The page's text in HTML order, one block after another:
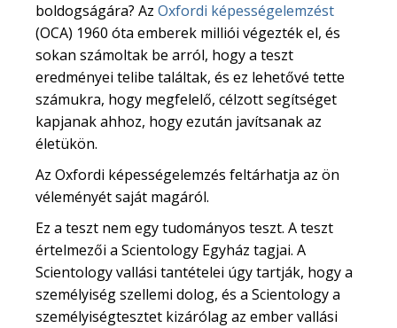
boldogságára? Az Oxfordi képességelemzést
(OCA) 1960 óta emberek milliói végezték el, és
sokan számoltak be arról, hogy a teszt
eredményei telibe találtak, és ez lehetővé tette
számukra, hogy megfelelő, célzott segítséget
kapjanak ahhoz, hogy ezután javítsanak az
életükön.
Az Oxfordi képességelemzés feltárhatja az ön
véleményét saját magáról.
Ez a teszt nem egy tudományos teszt. A teszt
értelmezői a Scientology Egyház tagjai. A
Scientology vallási tantételei úgy tartják, hogy a
személyiség szellemi dolog, és a Scientology a
személyiségtesztet kizárólag az ember vallási